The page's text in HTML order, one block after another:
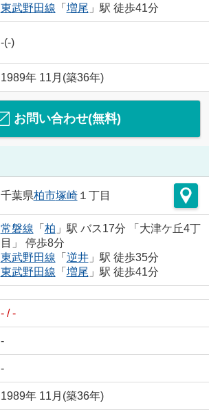
東武野田線 「 増尾 」駅 徒歩41分
-(-)
1989年 11月(築36年)
お問い合わせ(無料)
千葉県柏市塚崎１丁目
常磐線 「 柏 」駅 バス17分 「大津ケ丘4丁
目」 停歩8分
東武野田線 「 逆井」駅 徒歩35分
東武野田線 「 増尾 」駅 徒歩41分
- / -
-
-
1989年 11月(築36年)